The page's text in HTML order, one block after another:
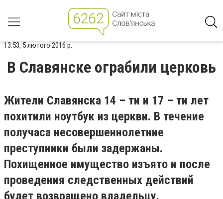
13:53, 5 лютого 2016 р.
В Славянске ограбили церковь
Жители Славянска 14 – ти и 17 – ти лет
похитили ноутбук из церкви. В течение
получаса несовершеннолетние
преступники были задержаны.
Похищенное имущество изъято и после
проведения следственных действий
будет возвращено владельцу.